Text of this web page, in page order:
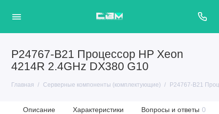
P24767-B21 Процессор HP Xeon
4214R 2.4GHz DX380 G10
Главная Серверные компоненты (комплектующие) P24767-B21
Описание Характеристики Вопросы и ответы 0